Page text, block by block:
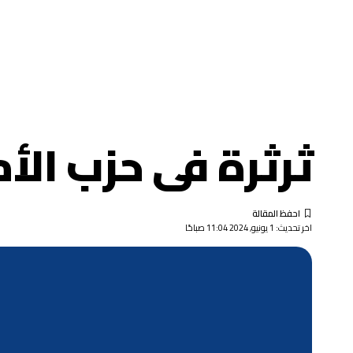
ثرثرة فى حزب
اخر تحديث: 1 يونيو, 2024 11:04 صباحًا